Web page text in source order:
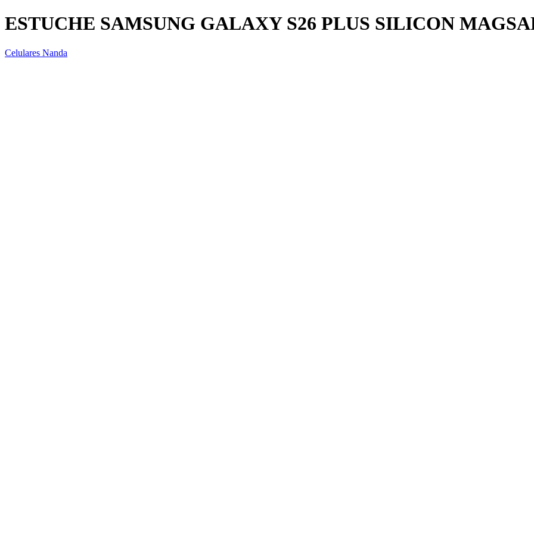
ESTUCHE SAMSUNG GALAXY S26 PLUS SILICON
Celulares Nanda